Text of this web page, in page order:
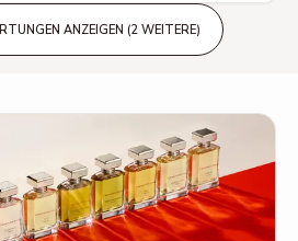
ein und bilden eine
ausgewogene Basis. Nach
charakteristische Frische zu
Tragedauer entwickelt
hautnah. Das macht ihn
Alltagsduft, andererseits
eine stärkere Projektion,
ANZEIGEN (2 WEITERE)